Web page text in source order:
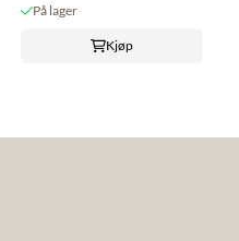
På lager
Kjøp